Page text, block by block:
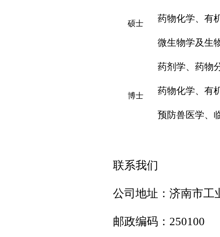
硕士 药物化学、有
微生物学及生
博士
药剂学、药物
药物化学、有
预防兽医学、
联系我们
公司地址：济南市工
邮政编码： 250100